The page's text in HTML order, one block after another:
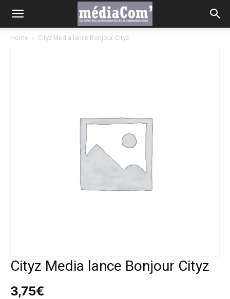
Home Cityz Media lance Bonjour Cityz
Cityz Media lance Bonjour Cityz
3,75€